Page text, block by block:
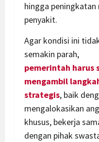
hingga peningkatan
penyakit.
Agar kondisi ini
semakin parah,
pemerintah harus
mengambil
strategis, baik
mengalokasikan
khusus, bekerja
dengan pihak